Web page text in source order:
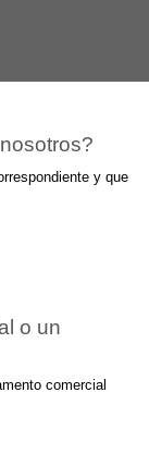
y que
o un
comercial